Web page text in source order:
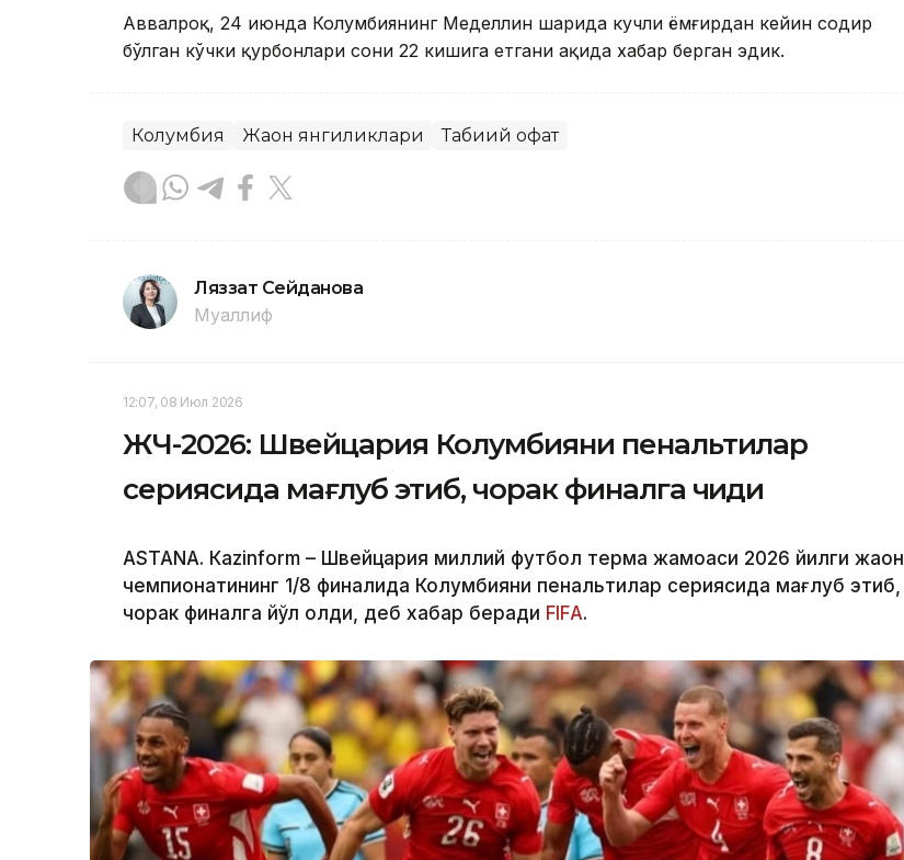
Аввалроқ, 24 июнда Колумбиянинг Меделлин шаҳрида кучли ёмғирдан кейин содир
бўлган кўчки қурбонлари сони 22 кишига етгани ҳақида хабар берган эдик.
Колумбия Жаҳон янгиликлари Табиий офат
Ляззат Сейданова
Муаллиф
12:07, 08 Июл 2026
ЖЧ-2026: Швейцария Колумбияни пенальтилар
сериясида мағлуб этиб, чорак финалга чиқди
ASTANА. Кazinform – Швейцария миллий футбол терма жамоаси 2026 йилги жаҳон
чемпионатининг 1/8 финалида Колумбияни пенальтилар сериясида мағлуб этиб,
чорак финалга йўл олди, деб хабар беради FIFА.